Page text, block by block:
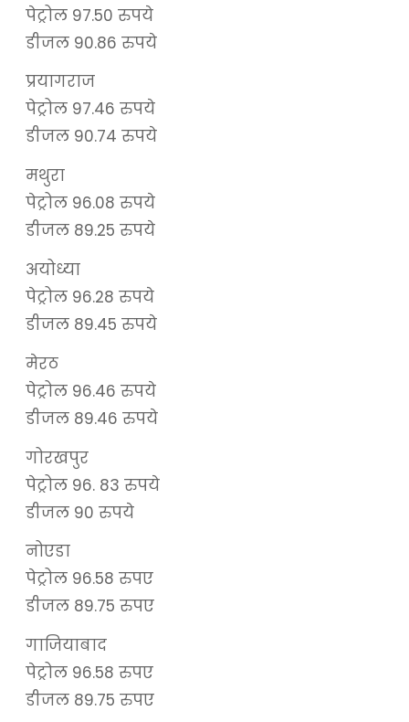
पेट्रोल 97.50 रुपये
डीजल 90.86 रुपये
प्रयागराज
पेट्रोल 97.46 रुपये
डीजल 90.74 रुपये
मथुरा
पेट्रोल 96.08 रुपये
डीजल 89.25 रुपये
अयोध्या
पेट्रोल 96.28 रुपये
डीजल 89.45 रुपये
मेरठ
पेट्रोल 96.46 रुपये
डीजल 89.46 रुपये
गोरखपुर
पेट्रोल 96. 83 रुपये
डीजल 90 रुपये
नोएडा
पेट्रोल 96.58 रुपए
डीजल 89.75 रुपए
गाजियाबाद
पेट्रोल 96.58 रुपए
डीजल 89.75 रुपए